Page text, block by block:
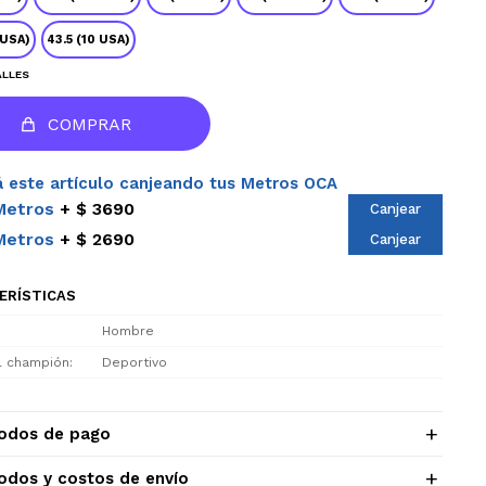
43.5 (10 USA)
COMPRAR
este artículo canjeando tus Metros OCA
$ 3690 Canjear
$ 2690 Canjear
Hombre
champión Deportivo
de pago
y costos de envío